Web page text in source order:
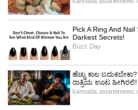
ಮೌಲ್ಯದ 10 ಎಕರೆ ಭೂಮಿಯನ್ನು
ಎಂದು ಅವರು ಅಳಲು
ಕಾನೂನು ಹೋರಾಟ ಮತ್ತು
2003 ರಲ್ಲಿ ವಿಚಾರಣಾ
ಕ್ರೌರ್ಯವನ್ನು ಪರಿಗಣಿಸಿ
ವಿಧಿಸಿತ್ತು. ಆದರೆ, ನಂತರ ಕರ್ನಾಟಕ